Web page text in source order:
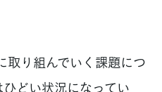
り組んでいく課題につ
ひどい状況になってい